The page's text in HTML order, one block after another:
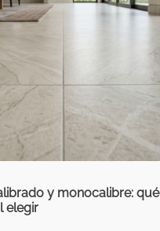
y monocalibre: qué
elegir